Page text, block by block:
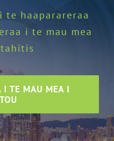
haaparareraa
i te mau mea
TE MAU MEA I